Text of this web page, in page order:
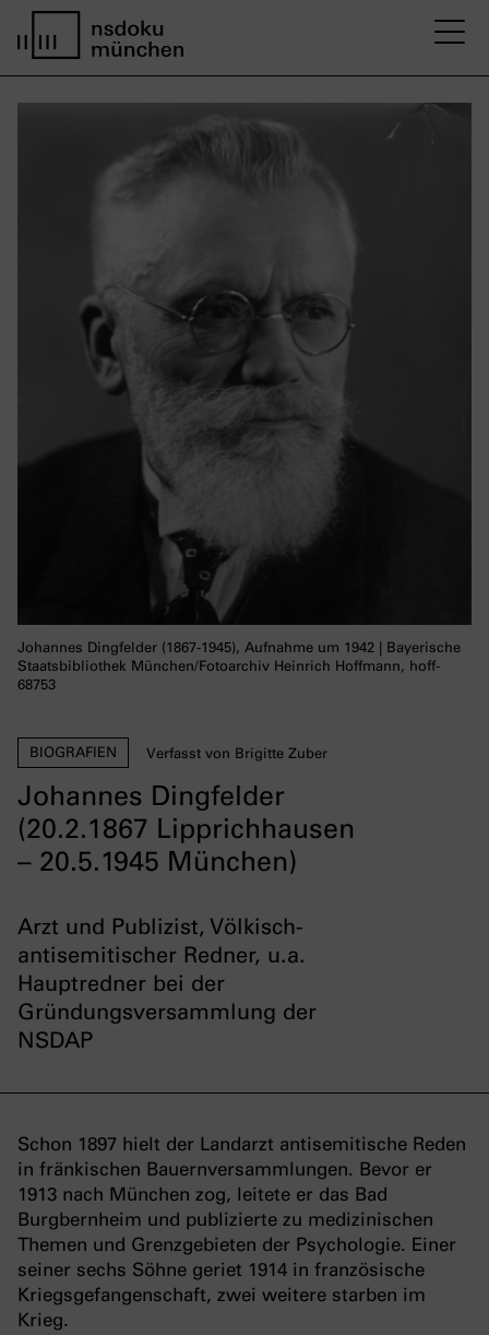
Johannes Dingfelder
(20.2.1867 Lipprichhausen
– 20.5.1945 München)
BIOGRAFIEN Verfasst von Brigitte Zuber
Arzt und Publizist, Völkisch-
antisemitischer Redner, u.a.
Hauptredner bei der
Gründungsversammlung der
NSDAP
Johannes Dingfelder (1867-1945), Aufnahme um 1942 | Bayerische
Staatsbibliothek München/Fotoarchiv Heinrich Hoffmann, hoff-
68753
Schon 1897 hielt der Landarzt antisemitische Reden
in fränkischen Bauernversammlungen. Bevor er
1913 nach München zog, leitete er das Bad
Burgbernheim und publizierte zu medizinischen
Themen und Grenzgebieten der Psychologie. Einer
seiner sechs Söhne geriet 1914 in französische
Kriegsgefangenschaft, zwei weitere starben im
Krieg.